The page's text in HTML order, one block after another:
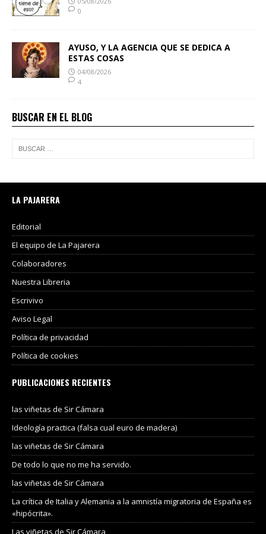
0
AYUSO, Y LA AGENCIA QUE SE DEDICA A
ESTAS COSAS
04/08/2026
4
BUSCAR EN EL BLOG
LA PAJARERA
Editorial
El equipo de La Pajarera
Colaboradores
Nuestra Libreria
Escrivivo
Aviso Legal
Política de privacidad
Política de cookies
PUBLICACIONES RECIENTES
las viñetas de Sir Cámara
Ideología practica (falsa cual euro de madera)
las viñetas de Sir Cámara
De todo lo que no me ha servido.
las viñetas de Sir Cámara
La crítica de Italia y Alemania a la amnistía migratoria de España es
«hipócrita».
Las viñetas de Sir Cámara